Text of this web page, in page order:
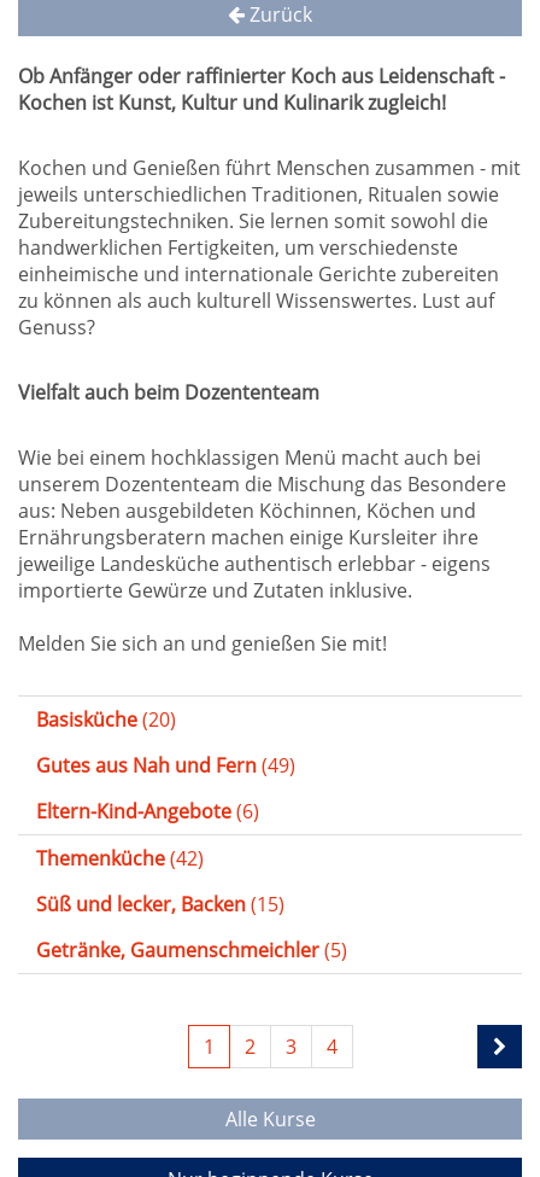
Zurück
Ob Anfänger oder raffinierter Koch aus Leidenschaft -
Kochen ist Kunst, Kultur und Kulinarik zugleich!
Kochen und Genießen führt Menschen zusammen - mit
jeweils unterschiedlichen Traditionen, Ritualen sowie
Zubereitungstechniken. Sie lernen somit sowohl die
handwerklichen Fertigkeiten, um verschiedenste
einheimische und internationale Gerichte zubereiten
zu können als auch kulturell Wissenswertes. Lust auf
Genuss?
Vielfalt auch beim Dozententeam
Wie bei einem hochklassigen Menü macht auch bei
unserem Dozententeam die Mischung das Besondere
aus: Neben ausgebildeten Köchinnen, Köchen und
Ernährungsberatern machen einige Kursleiter ihre
jeweilige Landesküche authentisch erlebbar - eigens
importierte Gewürze und Zutaten inklusive.
Melden Sie sich an und genießen Sie mit!
Basisküche(20)
Gutes aus Nah und Fern(49)
Eltern-Kind-Angebote(6)
Themenküche(42)
Süß und lecker, Backen(15)
Getränke, Gaumenschmeichler(5)
1 2 3 4
Alle Kurse